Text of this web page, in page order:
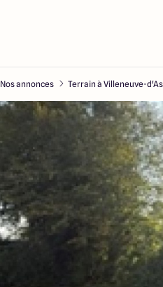
Nos annonces Terrain à Villeneuve-